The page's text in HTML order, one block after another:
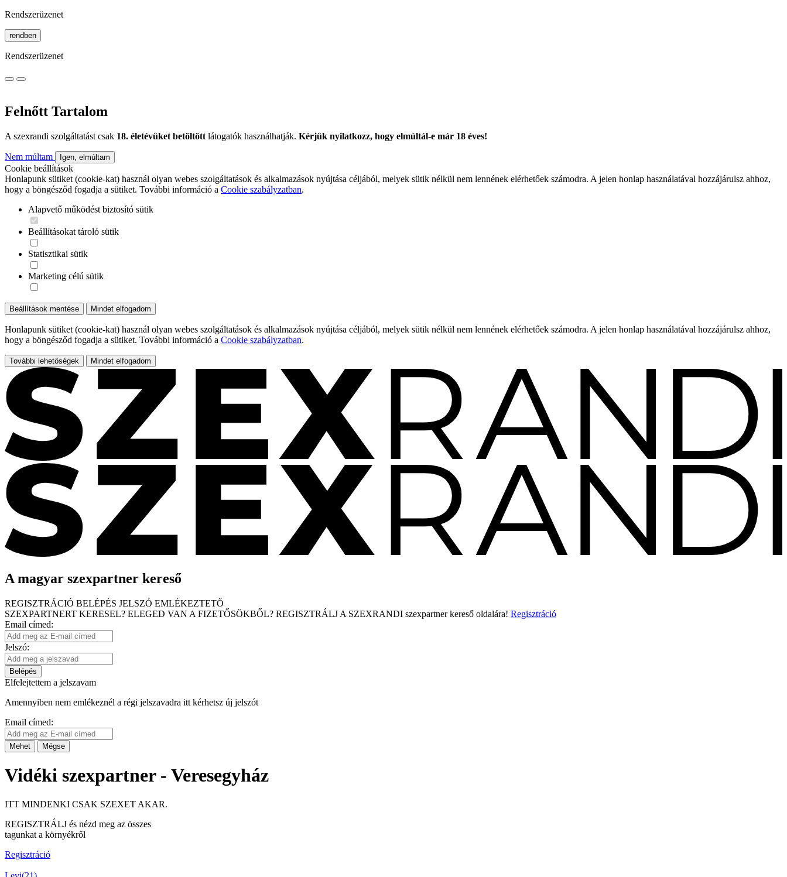
Rendszerüzenet
rendben
Rendszerüzenet
Felnőtt Tartalom
A szexrandi szolgáltatást csak 18. életévüket betöltött látogatók használhatják. Kérjük nyilatkozz, hogy elmúltál-e már 18 éves!
Nem múltam Igen, elmúltam
Cookie beállítások
Honlapunk sütiket (cookie-kat) használ olyan webes szolgáltatások és alkalmazások nyújtása céljából, melyek sütik nélkül nem lennének elérhetőek számodra. A jelen honlap használatával hozzájárulsz ahhoz,
hogy a böngésződ fogadja a sütiket. További információ a Cookie szabályzatban.
Alapvető működést biztosító sütik
Beállításokat tároló sütik
Statisztikai sütik
Marketing célú sütik
Beállítások mentése Mindet elfogadom
Honlapunk sütiket (cookie-kat) használ olyan webes szolgáltatások és alkalmazások nyújtása céljából, melyek sütik nélkül nem lennének elérhetőek számodra. A jelen honlap használatával hozzájárulsz ahhoz,
hogy a böngésződ fogadja a sütiket. További információ a Cookie szabályzatban.
További lehetőségek Mindet elfogadom
A magyar szexpartner kereső
REGISZTRÁCIÓ BELÉPÉS JELSZÓ EMLÉKEZTETŐ
SZEXPARTNERT KERESEL? ELEGED VAN A FIZETŐSÖKBŐL? REGISZTRÁLJ A SZEXRANDI szexpartner kereső oldalára! Regisztráció
Email címed:
Jelszó:
Belépés
Elfelejtettem a jelszavam
Amennyiben nem emlékeznél a régi jelszavadra itt kérhetsz új jelszót
Email címed:
Mehet Mégse
Vidéki szexpartner - Veresegyház
ITT MINDENKI CSAK SZEXET AKAR.
REGISZTRÁLJ és nézd meg az összes
tagunkat a környékről
Regisztráció